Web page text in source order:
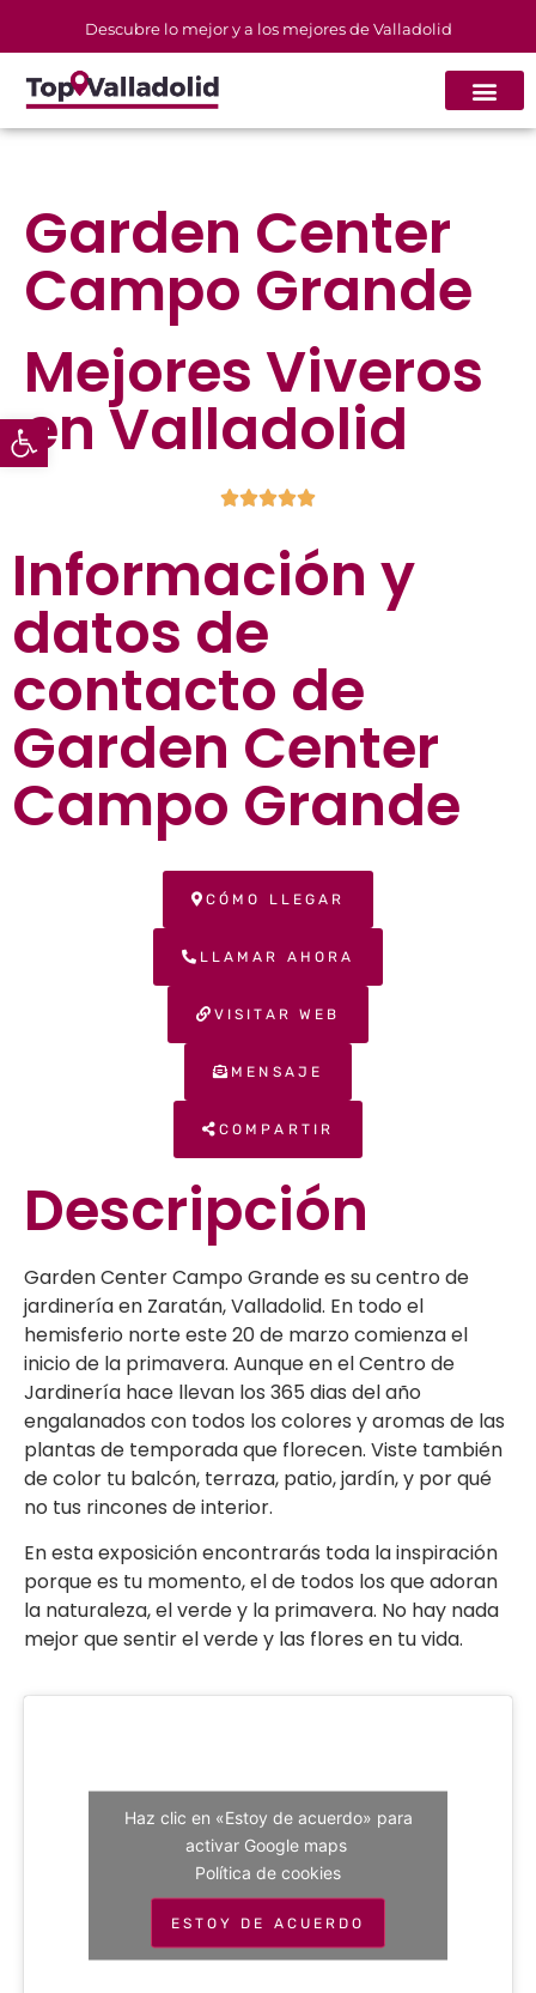
Abrir barra de herramientas
Descubre lo mejor y a los mejores de Valladolid
Garden Center
Campo Grande
MejoresViveros
en Valladolid

Información y
datos de
contacto de
Garden Center
Campo Grande
CÓMO LLEGAR
LLAMAR AHORA
VISITAR WEB
MENSAJE
COMPARTIR
Descripción
Garden Center Campo Grande es su centro de
jardinería en Zaratán, Valladolid. En todo el
hemisferio norte este 20 de marzo comienza el
inicio de la primavera. Aunque en el Centro de
Jardinería hace llevan los 365 dias del año
engalanados con todos los colores y aromas de las
plantas de temporada que florecen. Viste también
de color tu balcón, terraza, patio, jardín, y por qué
no tus rincones de interior.
En esta exposición encontrarás toda la inspiración
porque es tu momento, el de todos los que adoran
la naturaleza, el verde y la primavera. No hay nada
mejor que sentir el verde y las flores en tu vida.
Haz clic en «Estoy de acuerdo» para
activar Google maps
Política de cookies
ESTOY DE ACUERDO